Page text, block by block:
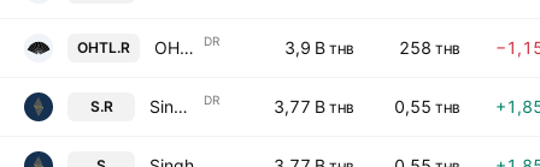
OHTL.R OHTL Public Co. Ltd. NVDR DR 3,9 B THB 258 THB
S.R Singha Estate Public Company Limited NVDR DR 3,77 B THB 0,55 THB